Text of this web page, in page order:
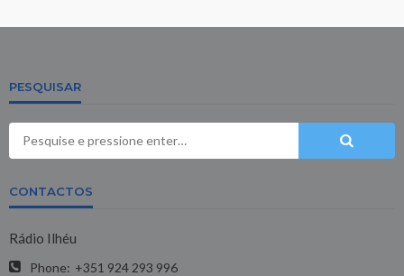
PESQUISAR
CONTACTOS
Rádio Ilhéu
Phone: +351 924 293 996